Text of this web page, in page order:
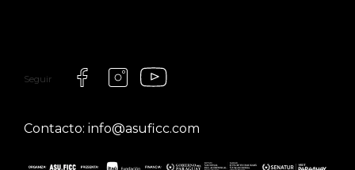
Seguir
Contacto: info@asuficc.com